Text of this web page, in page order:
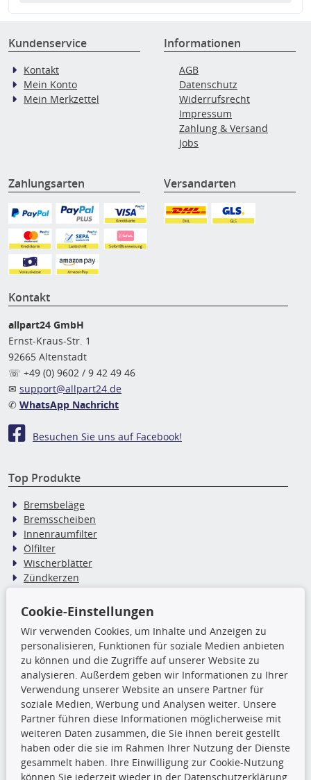
Kundenservice
Kontakt
Mein Konto
Mein Merkzettel
Informationen
AGB
Datenschutz
Widerrufsrecht
Impressum
Zahlung & Versand
Jobs
Zahlungsarten Versandarten
Kontakt
allpart24 GmbH
Ernst-Kraus-Str. 1
92665 Altenstadt
☏ +49 (0) 9602 / 9 42 49 46
✉ support@allpart24.de
✆ WhatsApp Nachricht
Besuchen Sie uns auf Facebook!
Top Produkte
Bremsbeläge
Bremsscheiben
Innenraumfilter
Ölfilter
Wischerblätter
Zündkerzen
TecDoc Inside
Die hier angezeigten Daten,
insbesondere die gesamte Datenbank,
dürfen nicht kopiert werden. Es ist zu
unterlassen, die Daten oder die gesamte Datenbank ohne
vorherige Zustimmung TecDocs zu vervielfältigen, zu
verbreiten und/oder diese Handlungen durch Dritte ausführen
zu lassen. Ein Zuwiderhandeln stellt eine
Urheberrechtsverletzung dar und wird verfolgt.
Cookie-Einstellungen
Wir verwenden Cookies, um Inhalte und Anzeigen zu
personalisieren, Funktionen für soziale Medien anbieten
zu können und die Zugriffe auf unserer Website zu
analysieren. Außerdem geben wir Informationen zu Ihrer
Verwendung unserer Website an unsere Partner für
soziale Medien, Werbung und Analysen weiter. Unsere
Partner führen diese Informationen möglicherweise mit
weiteren Daten zusammen, die Sie ihnen bereit gestellt
haben oder die sie im Rahmen Ihrer Nutzung der Dienste
gesammelt haben. Ihre Einwilligung zur Cookie-Nutzung
können Sie jederzeit wieder in der Datenschutzerklärung